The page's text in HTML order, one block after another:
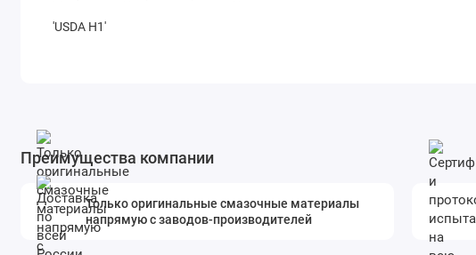
'USDA H1'
Преимущества компании
Только оригинальные смазочные материалы
напрямую с заводов-производителей